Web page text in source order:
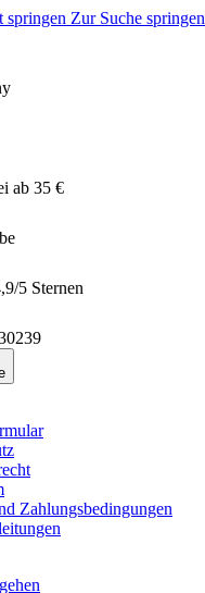
springen Zur Suche springen
ab 35 €
5 Sternen
Zahlungsbedingungen